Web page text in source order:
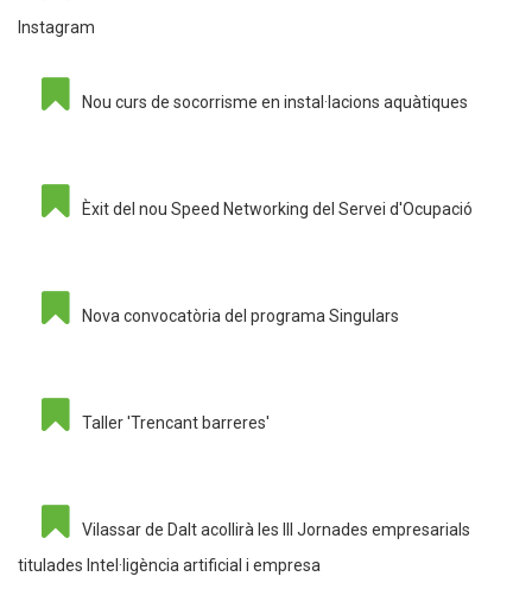
Instagram
Nou curs de socorrisme en instal·lacions aquàtiques
Èxit del nou Speed Networking del Servei d'Ocupació
Nova convocatòria del programa Singulars
Taller 'Trencant barreres'
Vilassar de Dalt acollirà les III Jornades empresarials
titulades Intel·ligència artificial i empresa